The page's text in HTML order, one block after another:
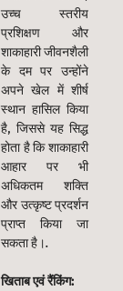
उच्च स्तरीय
प्रशिक्षण और
शाकाहारी जीवनशैली
के दम पर उन्होंने
अपने खेल में शीर्ष
स्थान हासिल किया
है, जिससे यह सिद्ध
होता है कि शाकाहारी
आहार पर भी
अधिकतम शक्ति
और उत्कृष्ट प्रदर्शन
प्राप्त किया जा
सकता है।.
खिताब एवं रैंकिंग: